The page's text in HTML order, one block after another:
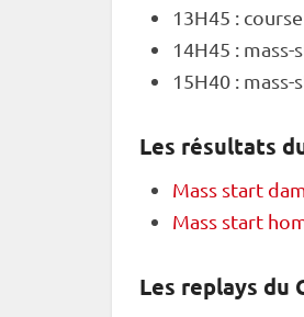
13H45 :
14H45 :
15H40 :
Les résultats
Mass start
Mass start
Les replays du